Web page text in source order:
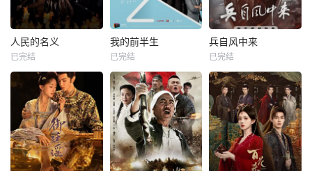
人民的名义
已完结
我的前半生
已完结
兵自风中来
已完结